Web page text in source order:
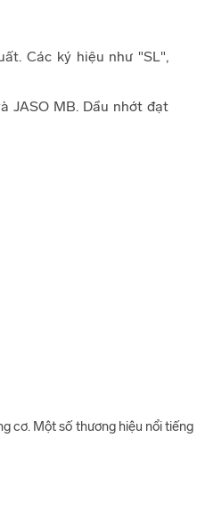
Các ký hiệu như "SL",
JASO MB. Dầu nhớt đạt
cơ. Một số thương hiệu nổi tiếng